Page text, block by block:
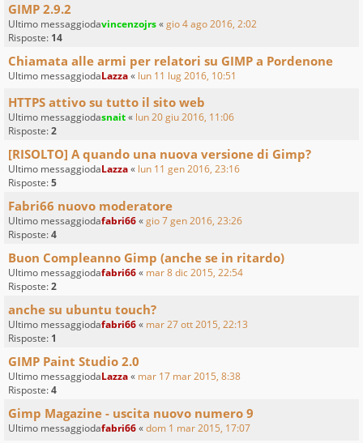
GIMP 2.9.2
Ultimo messaggiodavincenzojrs«gio 4 ago 2016, 2:02
Risposte: 14
Chiamata alle armi per relatori su GIMP a Pordenone
Ultimo messaggiodaLazza« lun 11 lug 2016, 10:51
HTTPS attivo su tutto il sito web
Ultimo messaggiodasnait« lun 20 giu 2016, 11:06
Risposte:2
[RISOLTO] A quando una nuova versione di Gimp?
Ultimo messaggiodaLazza« lun 11 gen 2016, 23:16
Risposte:5
Fabri66 nuovo moderatore
Ultimo messaggiodafabri66«gio 7 gen 2016, 23:26
Risposte:4
Buon Compleanno Gimp (anche se in ritardo)
Ultimo messaggiodafabri66« mar 8 dic 2015, 22:54
Risposte:2
anche su ubuntu touch?
Ultimo messaggiodafabri66« mar 27 ott 2015, 22:13
Risposte: 1
GIMP Paint Studio 2.0
Ultimo messaggiodaLazza« mar 17 mar 2015, 8:38
Risposte:4
Gimp Magazine - uscita nuovo numero 9
Ultimo messaggiodafabri66«dom 1 mar 2015, 17:07